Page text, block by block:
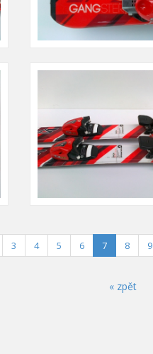
3 4 5 6 7(current)
8 9
« zpět